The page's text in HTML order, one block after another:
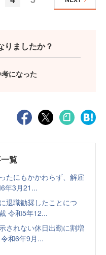
りましたか？
になった
覧
たにもかかわらず、解雇
年3月21...
退職勧奨したことにつ
令和5年12...
されない休日出勤に割増
和6年9月...